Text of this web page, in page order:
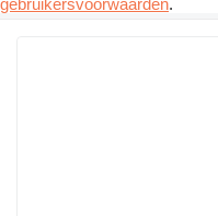
gebruikersvoorwaarden.